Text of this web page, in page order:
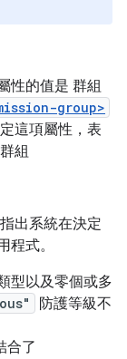
性的值是 群組
group>
這項屬性，表
組
出系統在決定
式。
型以及零個或多
防護等級不
合了